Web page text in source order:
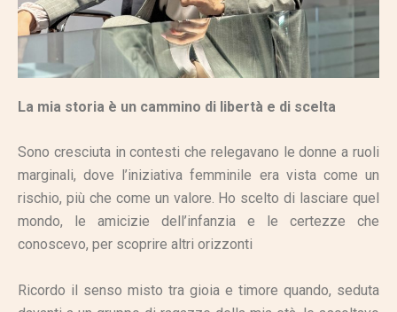
La mia storia è un cammino di libertà e di scelta
Sono cresciuta in contesti che relegavano le donne a ruoli
marginali, dove l’iniziativa femminile era vista come un
rischio, più che come un valore. Ho scelto di lasciare quel
mondo, le amicizie dell’infanzia e le certezze che
conoscevo, per scoprire altri orizzonti
Ricordo il senso misto tra gioia e timore quando, seduta